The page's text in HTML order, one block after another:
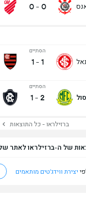
0
-
0
הסתיים
1
-
1
הסתיים
2
-
1
ברזילראו - כל התוצאות
של ה-ברזילראו לאתר
יצירת ווידג'טים מותאמים